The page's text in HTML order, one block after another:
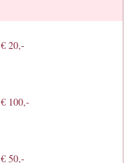
20,-
100,-
50,-